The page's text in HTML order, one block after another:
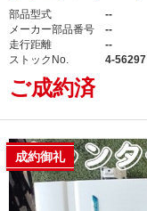
部品型式
--
メーカー部品番号
--
走行距離
--
ストックNo.
4-56297
ご成約済
成約御礼